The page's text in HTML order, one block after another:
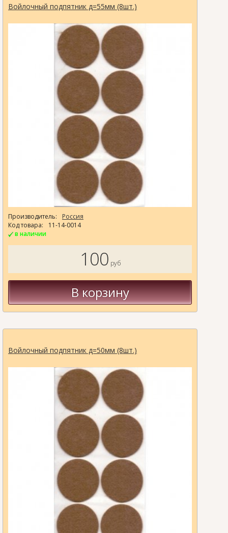
Войлочный подпятник д=55мм (8шт.)
Производитель:
Россия
Код товара:
11-14-0014
в наличии
100 руб
В корзину
Войлочный подпятник д=50мм (8шт.)